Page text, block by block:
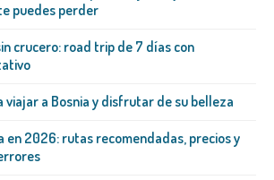
puedes perder
crucero: road trip de 7 días con
viajar a Bosnia y disfrutar de su belleza
en 2026: rutas recomendadas, precios y